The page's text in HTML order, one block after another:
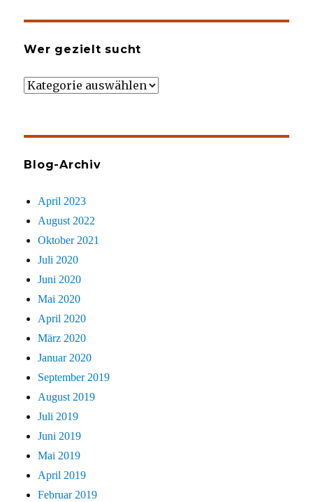
Wer gezielt sucht
Wer
Blog-Archiv
April 2023
August 2022
Oktober 2021
Juli 2020
Juni 2020
Mai 2020
April 2020
März 2020
Januar 2020
September 2019
August 2019
Juli 2019
Juni 2019
Mai 2019
April 2019
Februar 2019